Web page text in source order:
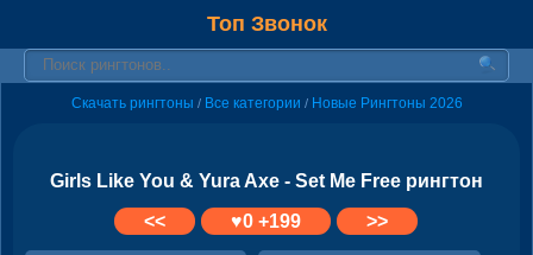
Топ Звонок
Скачать рингтоны / Все категории / Новые Рингтоны 2026
Girls Like You & Yura Axe - Set Me Free рингтон
<<
♥0+199 >>